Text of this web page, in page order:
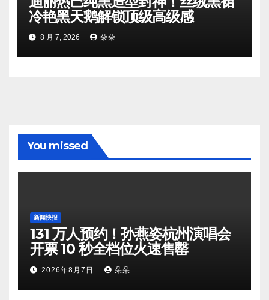
冷艳黑天鹅解锁顶级高级感
8 月 7, 2026 朵朵
You missed
新闻快报
131 万人预约！孙燕姿杭州演唱会
开票 10 秒全档位火速售罄
2026年8月7日 朵朵